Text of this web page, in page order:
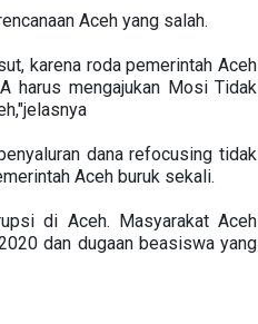
Aceh yang salah.
karena roda pemerintah Aceh
harus mengajukan Mosi Tidak
dana refocusing tidak
Aceh buruk sekali.
di Aceh. Masyarakat Aceh
dan dugaan beasiswa yang